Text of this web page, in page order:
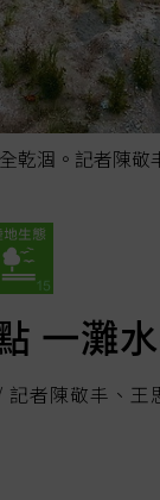
乾涸。記者陳敬
一灘
記者陳敬丰、王